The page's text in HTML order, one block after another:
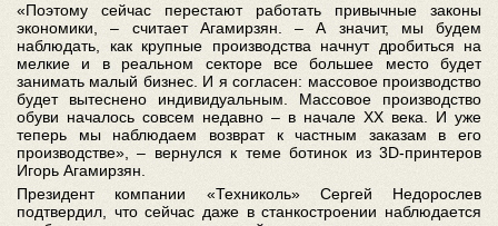
«Поэтому сейчас перестают работать привычные законы
экономики, – считает Агамирзян. – А значит, мы будем
наблюдать, как крупные производства начнут дробиться на
мелкие и в реальном секторе все большее место будет
занимать малый бизнес. И я согласен: массовое производство
будет вытеснено индивидуальным. Массовое производство
обуви началось совсем недавно – в начале XX века. И уже
теперь мы наблюдаем возврат к частным заказам в его
производстве», – вернулся к теме ботинок из 3D-принтеров
Игорь Агамирзян.
Президент компании «Техниколь» Сергей Недорослев
подтвердил, что сейчас даже в станкостроении наблюдается